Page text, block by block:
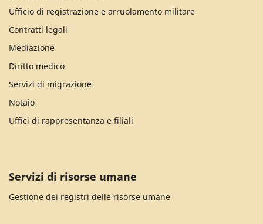
Ufficio di registrazione e arruolamento militare
Contratti legali
Mediazione
Diritto medico
Servizi di migrazione
Notaio
Uffici di rappresentanza e filiali
Servizi di risorse umane
Gestione dei registri delle risorse umane